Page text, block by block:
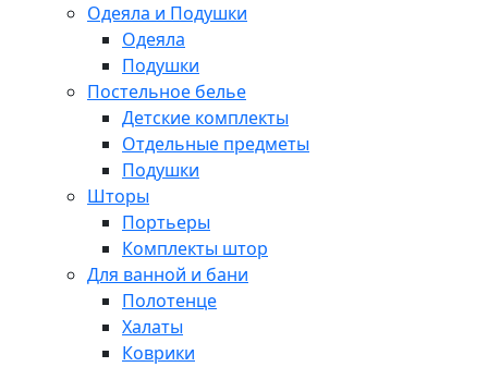
Одеяла и Подушки
Одеяла
Подушки
Постельное белье
Детские комплекты
Отдельные предметы
Подушки
Шторы
Портьеры
Комплекты штор
Для ванной и бани
Полотенце
Халаты
Коврики